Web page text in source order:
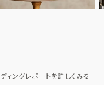
ィングレポートを詳しくみる